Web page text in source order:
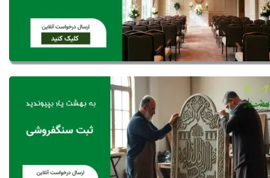
ثبت